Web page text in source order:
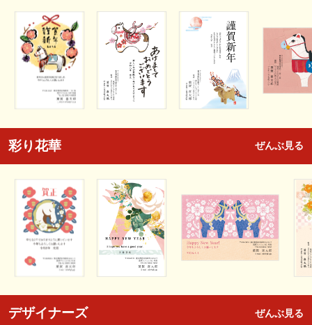
彩り花華 ぜんぶ見る
デザイナーズ ぜんぶ見る